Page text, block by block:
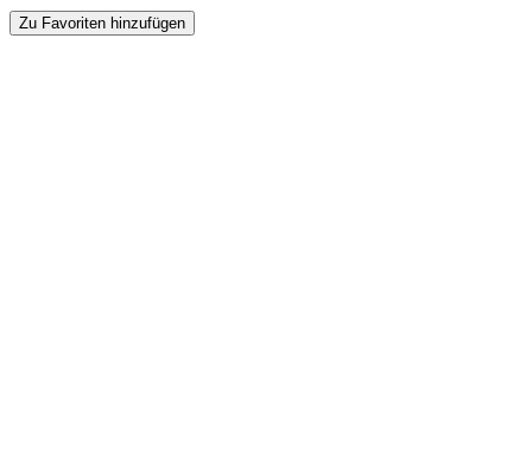
Zu Favoriten hinzufügen